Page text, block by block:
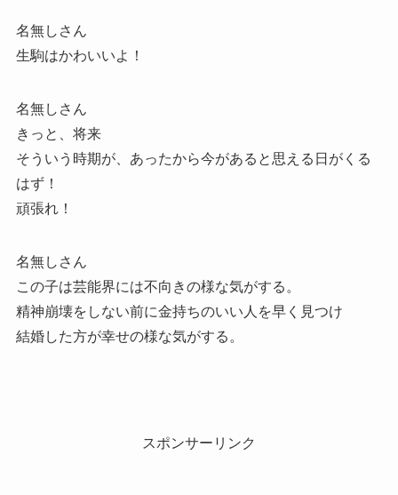
名無しさん
生駒はかわいいよ！
名無しさん
きっと、将来
そういう時期が、あったから今があると思える日がくる
はず！
頑張れ！
名無しさん
この子は芸能界には不向きの様な気がする。
精神崩壊をしない前に金持ちのいい人を早く見つけ
結婚した方が幸せの様な気がする。
スポンサーリンク